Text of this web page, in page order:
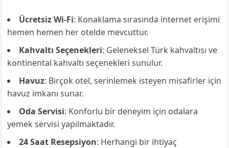
Ücretsiz Wi-Fi: Konaklama sırasında internet erişimi
hemen hemen her otelde mevcuttur.
Kahvaltı Seçenekleri: Geleneksel Türk kahvaltısı ve
kontinental kahvaltı seçenekleri sunulur.
Havuz: Birçok otel, serinlemek isteyen misafirler için
havuz imkanı sunar.
Oda Servisi: Konforlu bir deneyim için odalara
yemek servisi yapılmaktadır.
24 Saat Resepsiyon: Herhangi bir ihtiyaç